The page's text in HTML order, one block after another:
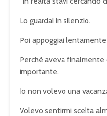
Lo guardai in silenzio.
Poi appoggiai
Perché aveva finalmente
importante.
Io non volevo una
Volevo sentirmi scelta